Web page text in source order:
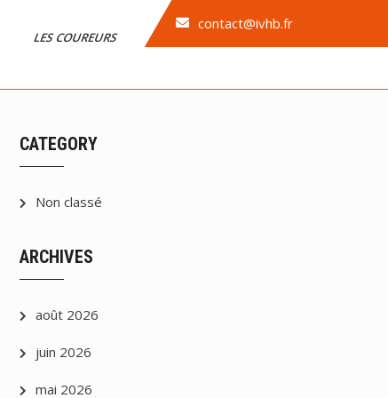
contact@ivhb.fr
LES COUREURS
CATEGORY
Non classé
ARCHIVES
août 2026
juin 2026
mai 2026